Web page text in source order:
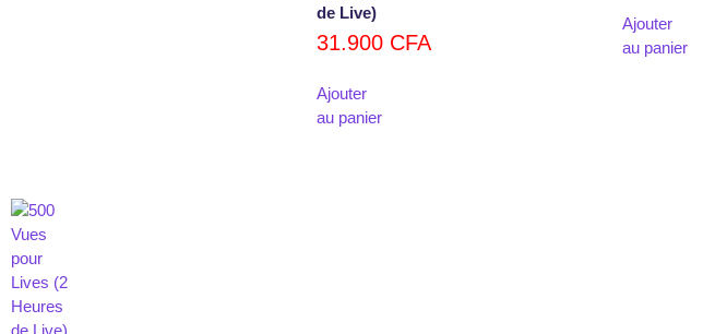
de Live)
31.900 CFA
Ajouter
au panier
Ajouter
au panier